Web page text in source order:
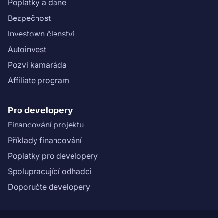
(https://drive.google.com/file/d/
hX_kk-/view?usp=sharing)).\n\nInformace ohledně
rizikového skóre projektu najdete v ([Scoring sheet]
eqByjEc68bYT21GcrlA_/view?
usp=sharing)).\n","name":"Rodinné bydlení Sluneční
terasy 2: 1. etapa"}}
Poplatky a daně
Bezpečnost
Investown členství
Autoinvest
Pozvi kamaráda
Affiliate program
Pro developery
Financování projektu
Příklady financování
Poplatky pro developery
Spolupracující odhadci
Doporučte developery